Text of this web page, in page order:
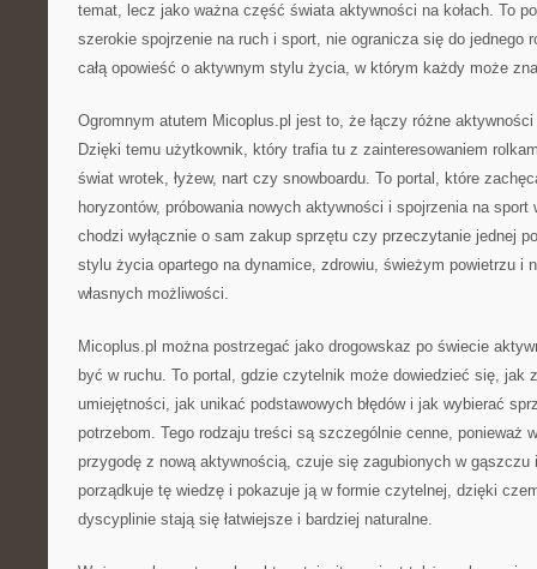
temat, lecz jako ważna część świata aktywności na kołach. To
szerokie spojrzenie na ruch i sport, nie ogranicza się do jednego
całą opowieść o aktywnym stylu życia, w którym każdy może
Ogromnym atutem Micoplus.pl jest to, że łączy różne aktywności
Dzięki temu użytkownik, który trafia tu z zainteresowaniem
świat wrotek, łyżew, nart czy snowboardu. To portal, które
horyzontów, próbowania nowych aktywności i spojrzenia na
chodzi wyłącznie o sam zakup sprzętu czy przeczytanie jednej
stylu życia opartego na dynamice, zdrowiu, świeżym powietrzu i
własnych możliwości.
Micoplus.pl można postrzegać jako drogowskaz po świecie
być w ruchu. To portal, gdzie czytelnik może dowiedzieć się, jak
umiejętności, jak unikać podstawowych błędów i jak wybierać
potrzebom. Tego rodzaju treści są szczególnie cenne, ponieważ
przygodę z nową aktywnością, czuje się zagubionych w gąszczu
porządkuje tę wiedzę i pokazuje ją w formie czytelnej, dzięki
dyscyplinie stają się łatwiejsze i bardziej naturalne.